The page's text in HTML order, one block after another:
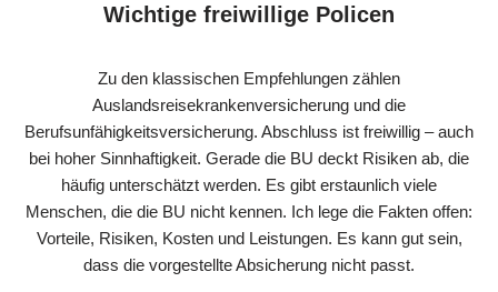
Wichtige freiwillige Policen
Zu den klassischen Empfehlungen zählen
Auslandsreisekrankenversicherung und die
Berufsunfähigkeitsversicherung. Abschluss ist freiwillig – auch
bei hoher Sinnhaftigkeit. Gerade die BU deckt Risiken ab, die
häufig unterschätzt werden. Es gibt erstaunlich viele
Menschen, die die BU nicht kennen. Ich lege die Fakten offen:
Vorteile, Risiken, Kosten und Leistungen. Es kann gut sein,
dass die vorgestellte Absicherung nicht passt.